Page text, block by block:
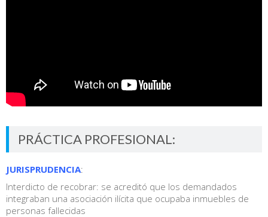
PRÁCTICA PROFESIONAL:
JURISPRUDENCIA:
Interdicto de recobrar: se acreditó que los demandados
integraban una asociación ilícita que ocupaba inmuebles de
personas fallecidas